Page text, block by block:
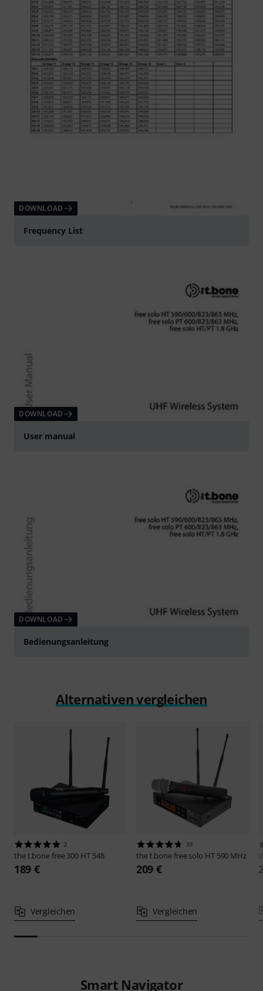
DOWNLOAD
Frequency List
DOWNLOAD
User manual
DOWNLOAD
Bedienungsanleitung
Alternativen vergleichen
2
the t.bonefree 300 HT 548
189 €
Vergleichen
39
the t.bonefree solo HT 590 MHz
209 €
Vergleichen
Smart Navigator